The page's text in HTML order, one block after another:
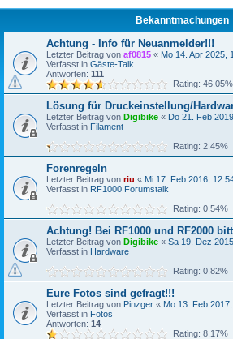
Bekanntmachungen
Achtung - Info für Neuanmelder!!!
Letzter Beitrag von af0815 « Mo 14. Apr 2025,
Verfasst in Gäste-Talk
Antworten: 111
Rating: 46.05%
Lösung für Druckeinstellung/
Letzter Beitrag von Digibike « Do 21. Feb
Verfasst in Filament
Rating: 2.45%
Forenregeln
Letzter Beitrag von riu « Mi 17. Feb 2016,
Verfasst in RF1000 Forumstalk
Rating: 0.54%
Achtung! Bei RF1000 und RF2000
Letzter Beitrag von Digibike « Sa 19. Dez
Verfasst in Hardware
Rating: 0.82%
Eure Fotos sind gefragt!!!
Letzter Beitrag von Pinzger « Mo 13. Feb 2017,
Verfasst in Fotos
Antworten: 14
Rating: 8.17%